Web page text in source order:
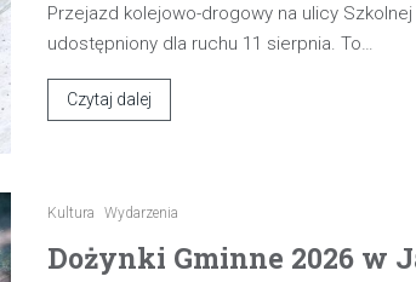
Przejazd kolejowo-drogowy na ulicy
udostępniony dla ruchu 11 sierpnia. To…
Czytaj dalej
Kultura Wydarzenia
Dożynki Gminne 2026 w